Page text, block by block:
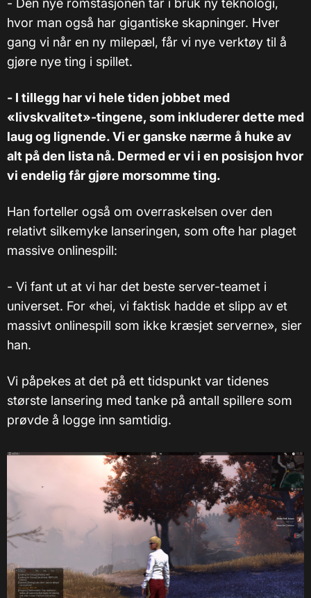
hvor man også har gigantiske skapninger. Hver
gang vi når en ny milepæl, får vi nye verktøy til å
gjøre nye ting i spillet.
- I tillegg har vi hele tiden jobbet med
«livskvalitet»-tingene, som inkluderer dette med
laug og lignende. Vi er ganske nærme å huke av
alt på den lista nå. Dermed er vi i en posisjon hvor
vi endelig får gjøre morsomme ting.
Han forteller også om overraskelsen over den
relativt silkemyke lanseringen, som ofte har plaget
massive onlinespill:
- Vi fant ut at vi har det beste server-teamet i
universet. For «hei, vi faktisk hadde et slipp av et
massivt onlinespill som ikke kræsjet serverne», sier
han.
Vi påpekes at det på ett tidspunkt var tidenes
største lansering med tanke på antall spillere som
prøvde å logge inn samtidig.